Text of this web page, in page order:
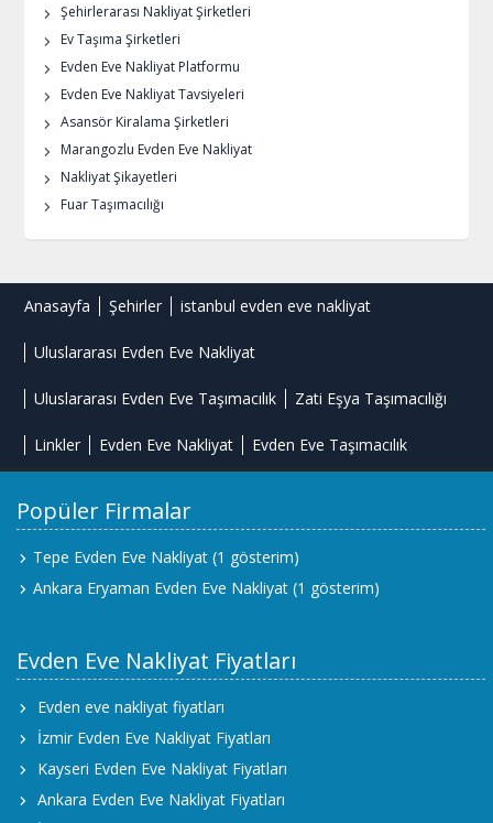
Şehirlerarası Nakliyat Şirketleri
Ev Taşıma Şirketleri
Evden Eve Nakliyat Platformu
Evden Eve Nakliyat Tavsiyeleri
Asansör Kiralama Şirketleri
Marangozlu Evden Eve Nakliyat
Nakliyat Şikayetleri
Fuar Taşımacılığı
Anasayfa Şehirler istanbul evden eve nakliyat
Uluslararası Evden Eve Nakliyat
Uluslararası Evden Eve Taşımacılık Zati Eşya Taşımacılığı
Linkler Evden Eve Nakliyat Evden Eve Taşımacılık
Popüler Firmalar
Tepe Evden Eve Nakliyat (1 gösterim)
Ankara Eryaman Evden Eve Nakliyat (1 gösterim)
Evden Eve Nakliyat Fiyatları
Evden eve nakliyat fiyatları
İzmir Evden Eve Nakliyat Fiyatları
Kayseri Evden Eve Nakliyat Fiyatları
Ankara Evden Eve Nakliyat Fiyatları